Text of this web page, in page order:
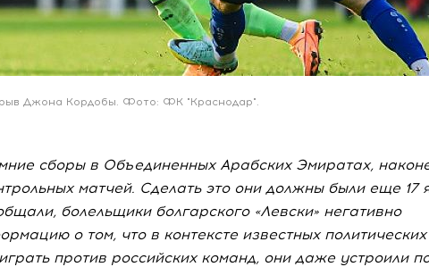
Джона Кордобы. Фото: ФК "Краснодар".
сборы в Объединенных Арабских Эмиратах,
матчей. Сделать это они должны были еще 17
болельщики болгарского «Левски» негативно
о том, что в контексте известных
против российских команд, они даже устроили